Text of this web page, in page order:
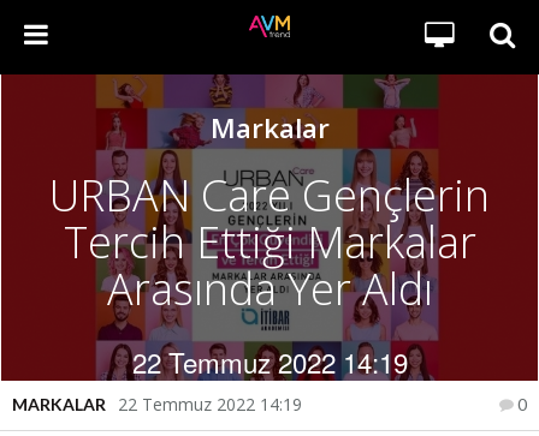
Markalar
URBAN Care Gençlerin
Tercih Ettiği Markalar
Arasında Yer Aldı
22 Temmuz 2022 14:19
MARKALAR 22 Temmuz 2022 14:19 0